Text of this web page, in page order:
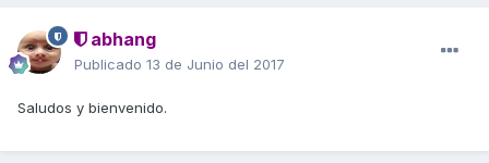
abhang
Publicado 13 de Junio del 2017
Saludos y bienvenido.